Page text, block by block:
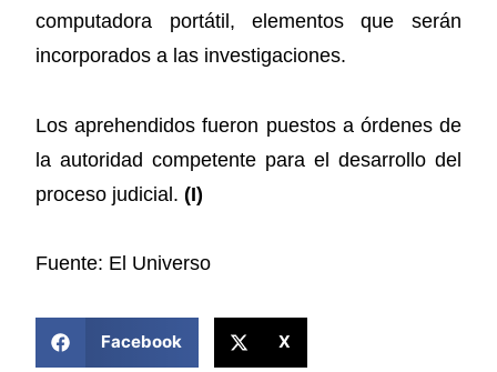
computadora portátil, elementos que serán
incorporados a las investigaciones.
Los aprehendidos fueron puestos a órdenes de
la autoridad competente para el desarrollo del
proceso judicial. (I)
Fuente: El Universo
Facebook X